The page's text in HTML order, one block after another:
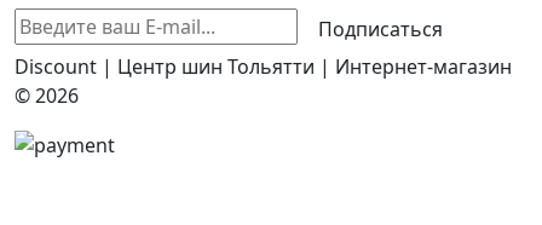
Подписаться
Discount | Центр шин Тольятти | Интернет-магазин
© 2026